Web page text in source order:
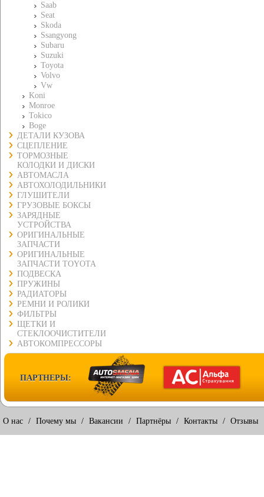
Saab
Seat
Skoda
Ssangyong
Subaru
Suzuki
Toyota
Volvo
Vw
Koni
Monroe
Tokico
Boge
ДЕТАЛИ КУЗОВА
СЦЕПЛЕНИЕ
ТОРМОЗНЫЕ
КОЛОДКИ И ДИСКИ
АВТОМАСЛА
АВТОХОЛОДИЛЬНИКИ
ГЛУШИТЕЛИ
ГРУЗОВЫЕ БОКСЫ
ЗАРЯДНЫЕ
УСТРОЙСТВА
ОРИГИНАЛЬНЫЕ
ЗАПЧАСТИ
ОРИГИНАЛЬНЫЕ
ЗАПЧАСТИ TOYOTA
ПОДВЕСКА
ПРУЖИНЫ
РАДИАТОРЫ
РЕМНИ И РОЛИКИ
ФИЛЬТРЫ
ЩЕТКИ И
СТЕКЛООЧИСТИТЕЛИ
АВТОКОМПРЕССОРЫ
ПАРТНЕРЫ:
О нас / Почему мы / Вакансии / Партнёры / Контакты / Отзывы